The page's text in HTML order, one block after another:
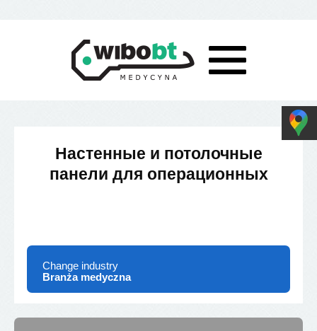
Настенные и потолочные
панели для операционных
Change industry
Branża medyczna